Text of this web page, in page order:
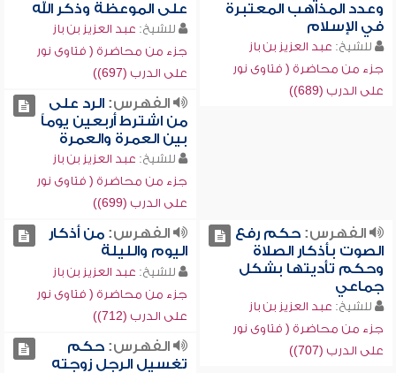
وعدد المذاهب المعتبرة
في الإسلام
للشيخ: عبد العزيز بن باز
جزء من محاضرة ( فتاوى نور
على الدرب (689))
على الموعظة وذكر الله
للشيخ: عبد العزيز بن باز
جزء من محاضرة ( فتاوى نور
على الدرب (697))
الفهرس:الرد على
من اشترط أربعين يوماً
بين العمرة والعمرة
للشيخ: عبد العزيز بن باز
جزء من محاضرة ( فتاوى نور
على الدرب (699))
الفهرس:حكم رفع
الصوت بأذكار الصلاة
وحكم تأديتها بشكل
جماعي
للشيخ: عبد العزيز بن باز
جزء من محاضرة ( فتاوى نور
على الدرب (707))
الفهرس:من أذكار
اليوم والليلة
للشيخ: عبد العزيز بن باز
جزء من محاضرة ( فتاوى نور
على الدرب (712))
الفهرس:حكم
تغسيل الرجل زوجته